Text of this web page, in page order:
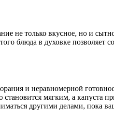
не только вкусное, но и
блюда в духовке позволяет
и неравномерной
мягким, а капуста
другими делами, пока